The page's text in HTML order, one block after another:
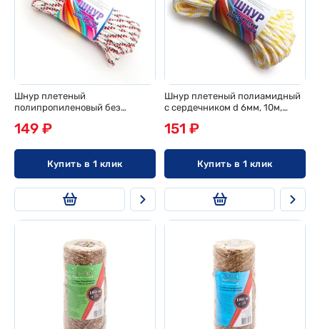
Шнур плетеный
полипропиленовый без
149 ₽
Купить в 1 клик
Шнур плетеный полиамидный
с сердечником d 6мм, 10м,
151 ₽
Купить в 1 клик